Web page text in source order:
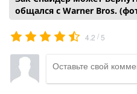
общался с Warner Bros.
4.2 / 5